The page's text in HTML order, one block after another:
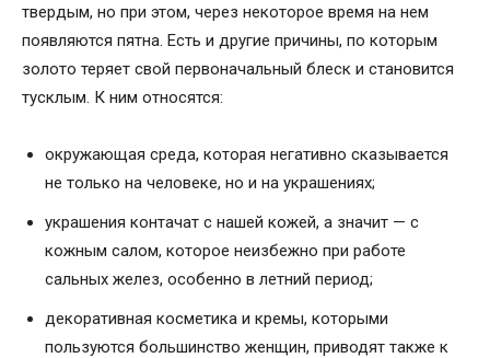
твердым, но при этом, через некоторое время на нем
появляются пятна. Есть и другие причины, по которым
золото теряет свой первоначальный блеск и становится
тусклым. К ним относятся:
окружающая среда, которая негативно сказывается
не только на человеке, но и на украшениях;
украшения контачат с нашей кожей, а значит — с
кожным салом, которое неизбежно при работе
сальных желез, особенно в летний период;
декоративная косметика и кремы, которыми
пользуются большинство женщин, приводят также к